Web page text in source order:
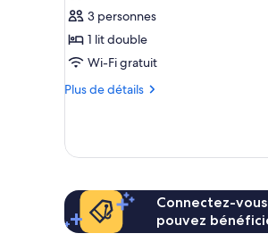
Simple
photos
pour
ce
type
Double
Room
3 personnes
1 lit double
Wi-Fi gratuit
Plus de détails
Plus
le
chambre
Double
Room
Connectez-
pouvez